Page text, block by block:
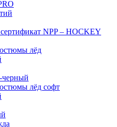
NPP – HOCKEY
лёд
черный
лёд софт